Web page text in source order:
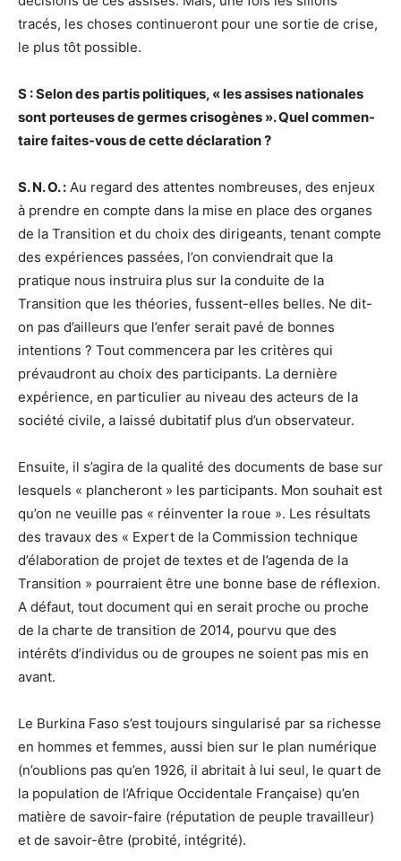
tracés, les choses continueront pour une sortie de crise,
le plus tôt possible.
S : Selon des partis politiques, « les assises nationales
sont porteuses de germes crisogènes ». Quel commen-
taire faites-vous de cette déclaration ?
S. N. O. : Au regard des attentes nombreuses, des enjeux
à prendre en compte dans la mise en place des organes
de la Transition et du choix des dirigeants, tenant compte
des expériences passées, l’on conviendrait que la
pratique nous instruira plus sur la conduite de la
Transition que les théories, fussent-elles belles. Ne dit-
on pas d’ailleurs que l’enfer serait pavé de bonnes
intentions ? Tout commencera par les critères qui
prévaudront au choix des participants. La dernière
expérience, en particulier au niveau des acteurs de la
société civile, a laissé dubitatif plus d’un observateur.
Ensuite, il s’agira de la qualité des documents de base sur
lesquels « plancheront » les participants. Mon souhait est
qu’on ne veuille pas « réinventer la roue ». Les résultats
des travaux des « Expert de la Commission technique
d’élaboration de projet de textes et de l’agenda de la
Transition » pourraient être une bonne base de réflexion.
A défaut, tout document qui en serait proche ou proche
de la charte de transition de 2014, pourvu que des
intérêts d’individus ou de groupes ne soient pas mis en
avant.
Le Burkina Faso s’est toujours singularisé par sa richesse
en hommes et femmes, aussi bien sur le plan numérique
(n’oublions pas qu’en 1926, il abritait à lui seul, le quart de
la population de l’Afrique Occidentale Française) qu’en
matière de savoir-faire (réputation de peuple travailleur)
et de savoir-être (probité, intégrité).